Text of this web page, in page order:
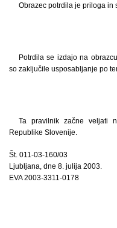
Obrazec potrdila je priloga in
Potrdila se izdajo na
so zaključile usposabljanje po
Ta pravilnik začne veljati
Republike Slovenije.
Št. 011-03-160/03
Ljubljana, dne 8. julija 2003.
EVA 2003-3311-0178